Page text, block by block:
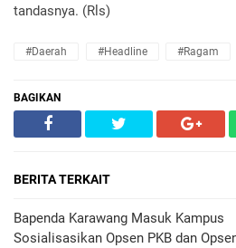
tandasnya. (Rls)
#daerah #headline #ragam
BAGIKAN
BERITA TERKAIT
Bapenda Karawang Masuk Kampus
Sosialisasikan Opsen PKB dan